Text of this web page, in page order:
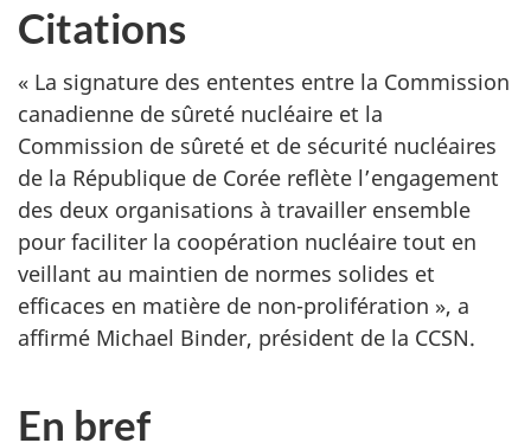
Citations
« La signature des ententes entre la Commission
canadienne de sûreté nucléaire et la
Commission de sûreté et de sécurité nucléaires
de la République de Corée reflète l’engagement
des deux organisations à travailler ensemble
pour faciliter la coopération nucléaire tout en
veillant au maintien de normes solides et
efficaces en matière de non-prolifération », a
affirmé Michael Binder, président de la CCSN.
En bref